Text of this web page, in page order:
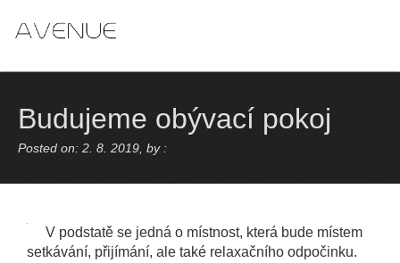
Budujeme obývací pokoj
Posted on: 2. 8. 2019, by :
V podstatě se jedná o místnost, která bude místem
setkávání, přijímání, ale také relaxačního odpočinku.